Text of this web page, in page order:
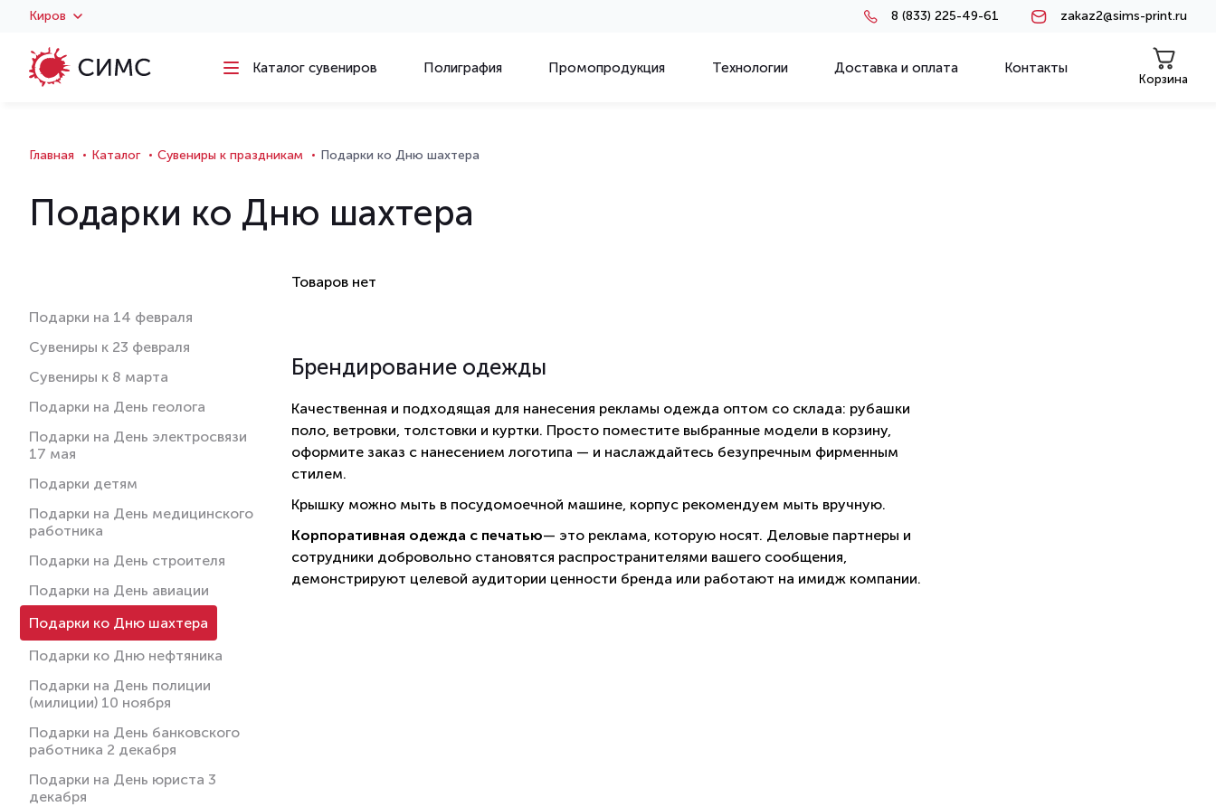
Киров 8 (833) 225-49-61 zakaz2@sims-print.ru
Каталог сувениров Полиграфия Промопродукция Технологии Доставка и оплата Контакты
Корзина
Главная Каталог Сувениры к праздникам Подарки ко Дню шахтера
Подарки ко Дню шахтера
Подарки на 14 февраля
Сувениры к 23 февраля
Сувениры к 8 марта
Подарки на День геолога
Подарки на День электросвязи
17 мая
Подарки детям
Подарки на День медицинского
работника
Подарки на День строителя
Подарки на День авиации
Подарки ко Дню шахтера
Подарки ко Дню нефтяника
Подарки на День полиции
(милиции) 10 ноября
Подарки на День банковского
работника 2 декабря
Подарки на День юриста 3
декабря
Товаров нет
Брендирование одежды
Качественная и подходящая для нанесения рекламы одежда оптом со склада: рубашки
поло, ветровки, толстовки и куртки. Просто поместите выбранные модели в корзину,
оформите заказ с нанесением логотипа — и наслаждайтесь безупречным фирменным
стилем.
Крышку можно мыть в посудомоечной машине, корпус рекомендуем мыть вручную.
Корпоративная одежда с печатью— это реклама, которую носят. Деловые партнеры и
сотрудники добровольно становятся распространителями вашего сообщения,
демонстрируют целевой аудитории ценности бренда или работают на имидж компании.